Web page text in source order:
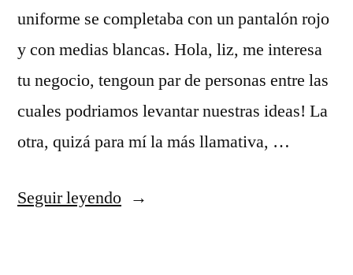
uniforme se completaba con un pantalón rojo
y con medias blancas. Hola, liz, me interesa
tu negocio, tengoun par de personas entre las
cuales podriamos levantar nuestras ideas! La
otra, quizá para mí la más llamativa, …
Seguir leyendo«pon